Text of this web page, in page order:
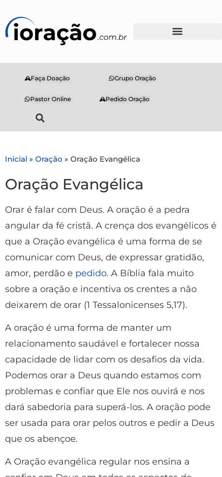
Faça Doação Grupo Oração
Pastor Online Pedido Oração
Inicial » Oração » Oração Evangélica
Oração Evangélica
Orar é falar com Deus. A oração é a pedra
angular da fé cristã. A crença dos evangélicos é
que a Oração evangélica é uma forma de se
comunicar com Deus, de expressar gratidão,
amor, perdão e pedido. A Bíblia fala muito
sobre a oração e incentiva os crentes a não
deixarem de orar (1 Tessalonicenses 5,17).
A oração é uma forma de manter um
relacionamento saudável e fortalecer nossa
capacidade de lidar com os desafios da vida.
Podemos orar a Deus quando estamos com
problemas e confiar que Ele nos ouvirá e nos
dará sabedoria para superá-los. A oração pode
ser usada para orar pelos outros e pedir a Deus
que os abençoe.
A Oração evangélica regular nos ensina a